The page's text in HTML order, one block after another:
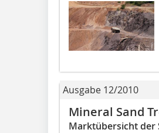
Ausgabe 12/2010
Mineral Sand
Marktübersicht der